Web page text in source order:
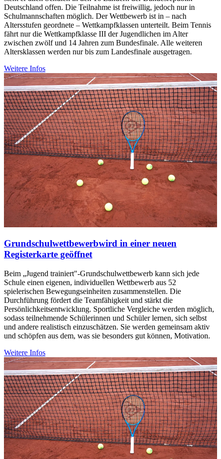
Deutschland offen. Die Teilnahme ist freiwillig, jedoch nur in
Schulmannschaften möglich. Der Wettbewerb ist in – nach
Altersstufen geordnete – Wettkampfklassen unterteilt. Beim Tennis
fährt nur die Wettkampfklasse III der Jugendlichen im Alter
zwischen zwölf und 14 Jahren zum Bundesfinale. Alle weiteren
Altersklassen werden nur bis zum Landesfinale ausgetragen.
Weitere Infos
Grundschulwettbewerbwird in einer neuen
Registerkarte geöffnet
Beim „Jugend trainiert"-Grundschulwettbewerb kann sich jede
Schule einen eigenen, individuellen Wettbewerb aus 52
spielerischen Bewegungseinheiten zusammenstellen. Die
Durchführung fördert die Teamfähigkeit und stärkt die
Persönlichkeitsentwicklung. Sportliche Vergleiche werden möglich,
sodass teilnehmende Schülerinnen und Schüler lernen, sich selbst
und andere realistisch einzuschätzen. Sie werden gemeinsam aktiv
und schöpfen aus dem, was sie besonders gut können, Motivation.
Weitere Infos